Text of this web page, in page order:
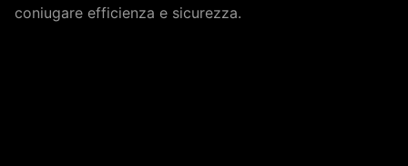
coniugare efficienza e sicurezza.